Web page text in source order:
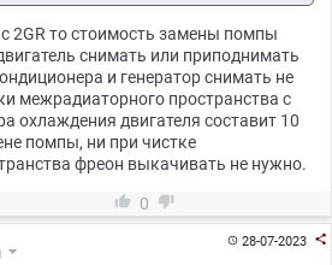
2GR то стоимость замены помпы
снимать или приподнимать
и генератор снимать не
межрадиаторного пространства с
охлаждения двигателя составит 10
помпы, ни при чистке
фреон выкачивать не нужно.
 0 
28-07-2023 